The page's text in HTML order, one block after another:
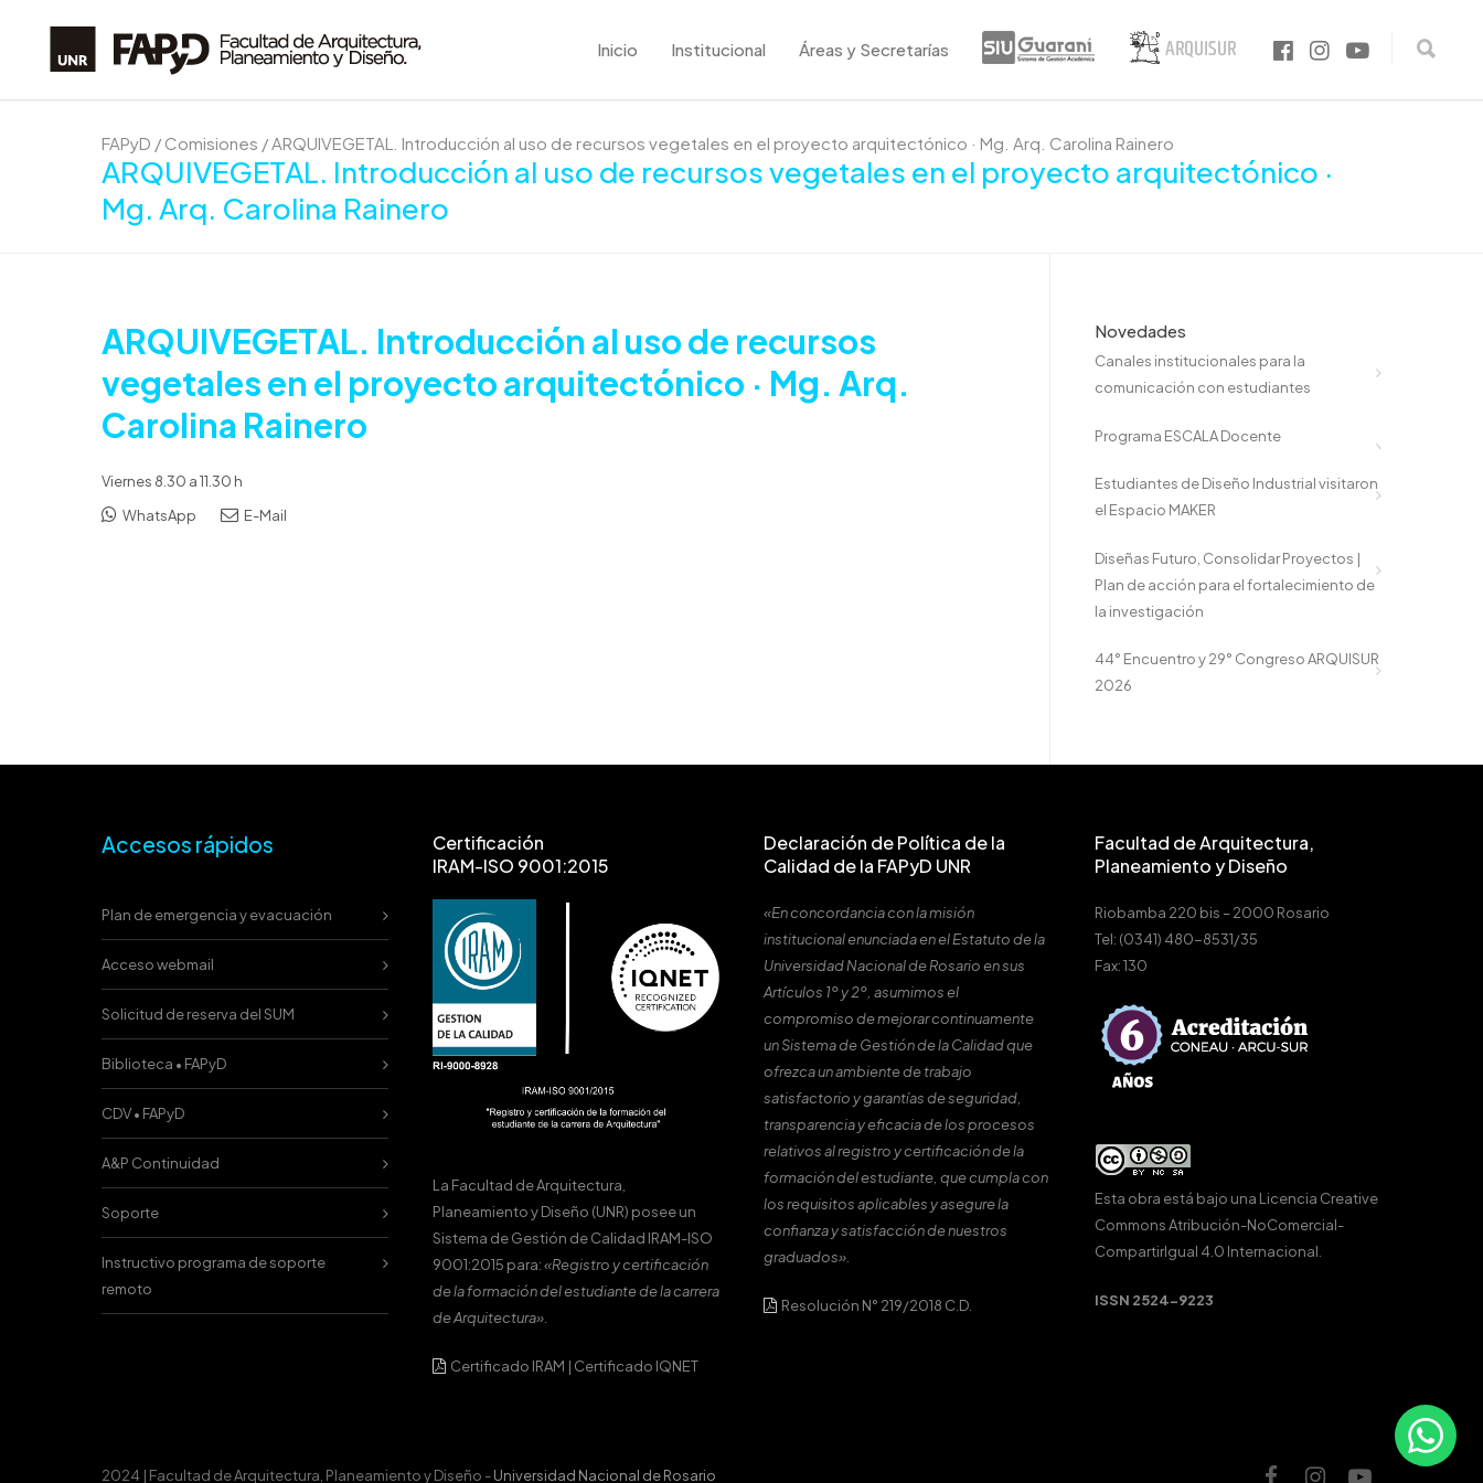
Inicio Institucional Áreas y Secretarías
FAPyD / Comisiones /ARQUIVEGETAL. Introducción al uso de recursos vegetales en el proyecto arquitectónico · Mg. Arq. Carolina Rainero
ARQUIVEGETAL. Introducción al uso de recursos vegetales en el proyecto arquitectónico ·
Mg. Arq. Carolina Rainero
ARQUIVEGETAL. Introducción al uso de recursos
vegetales en el proyecto arquitectónico · Mg. Arq.
Carolina Rainero
Viernes 8.30 a 11.30 h
WhatsApp
E-Mail
Novedades
Canales institucionales para la
comunicación con estudiantes
Programa ESCALA Docente
Estudiantes de Diseño Industrial visitaron
el Espacio MAKER
Diseñas Futuro, Consolidar Proyectos |
Plan de acción para el fortalecimiento de
la investigación
44° Encuentro y 29° Congreso ARQUISUR
2026
Accesos rápidos
Plan de emergencia y evacuación
Acceso webmail
Solicitud de reserva del SUM
Biblioteca • FAPyD
CDV • FAPyD
A&P Continuidad
Soporte
Instructivo programa de soporte
remoto
Certificación
IRAM-ISO 9001:2015
La Facultad de Arquitectura,
Planeamiento y Diseño (UNR) posee un
Sistema de Gestión de Calidad IRAM-ISO
9001:2015 para:«Registro y certificación
de la formación del estudiante de la carrera
de Arquitectura».
Certificado IRAM | Certificado IQNET
Declaración de Política de la
Calidad de la FAPyD UNR
«En concordancia con la misión
institucional enunciada en el Estatuto de la
Universidad Nacional de Rosario en sus
Artículos 1º y 2º, asumimos el
compromiso de mejorar continuamente
un Sistema de Gestión de la Calidad que
ofrezca un ambiente de trabajo
satisfactorio y garantías de seguridad,
transparencia y eficacia de los procesos
relativos al registro y certificación de la
formación del estudiante, que cumpla con
los requisitos aplicables y asegure la
confianza y satisfacción de nuestros
graduados».
Resolución N° 219/2018 C.D.
Facultad de Arquitectura,
Planeamiento y Diseño
Riobamba 220 bis – 2000 Rosario
Tel: (0341) 480-8531/35
Fax: 130
Esta obra está bajo una Licencia Creative
Commons Atribución-NoComercial-
CompartirIgual 4.0 Internacional
ISSN 2524-9223
2024 | Facultad de Arquitectura, Planeamiento y Diseño -Universidad Nacional de Rosario